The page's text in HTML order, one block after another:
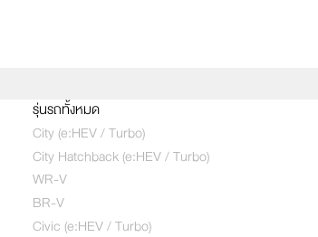
รุ่นรถทั้งหมด
City (e:HEV / Turbo)
City Hatchback (e:HEV / Turbo)
WR-V
BR-V
Civic (e:HEV / Turbo)
ณเอง ทดลองขับเลย!
เลือกคันที่ใช่